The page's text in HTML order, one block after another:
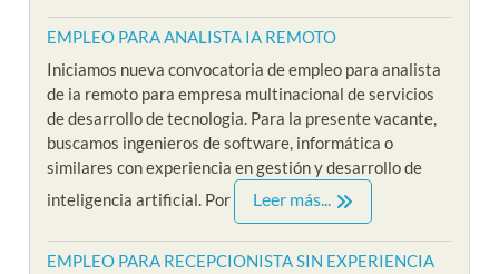
EMPLEO PARA ANALISTA IA REMOTO
Iniciamos nueva convocatoria de empleo para analista
de ia remoto para empresa multinacional de servicios
de desarrollo de tecnologia. Para la presente vacante,
buscamos ingenieros de software, informática o
similares con experiencia en gestión y desarrollo de
inteligencia artificial. Por
Leer más...
EMPLEO PARA RECEPCIONISTA SIN EXPERIENCIA